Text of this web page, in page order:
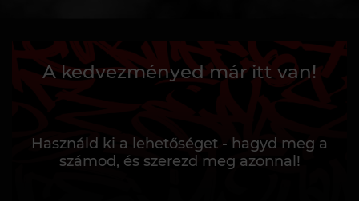
A kedvezményed már itt van!
Használd ki a lehetőséget - hagyd meg a
számod, és szerezd meg azonnal!